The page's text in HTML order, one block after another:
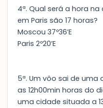
4ª. Qual será a hora
em Paris são 17 horas?
Moscou 37º36’E
Paris 2º20’E
5ª. Um vôo sai de
as 12h00min horas do
uma cidade situada a